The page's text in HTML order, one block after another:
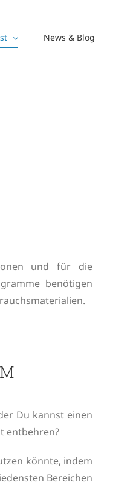
News & Blog
und für die
benötigen
Du kannst einen
entbehren?
könnte, indem
Bereichen